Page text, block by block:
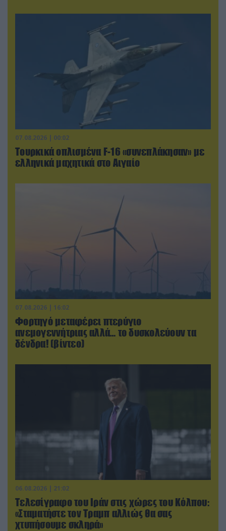
07.08.2026 | 00:02
Τουρκικά οπλισμένα F-16 «συνεπλάκησαν» με
ελληνικά μαχητικά στο Αιγαίο
07.08.2026 | 16:02
Φορτηγό μεταφέρει πτερύγιο
ανεμογεννήτριας αλλά… το δυσκολεύουν τα
δένδρα! (βίντεο)
06.08.2026 | 21:02
Τελεσίγραφο του Ιράν στις χώρες του Κόλπου:
«Σταματήστε τον Τραμπ αλλιώς θα σας
χτυπήσουμε σκληρά»